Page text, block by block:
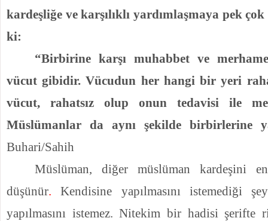
kardeşliğe ve karşılıklı yardımlaşmaya pek
ki:
“Birbirine karşı muhabbet ve
vücut gibidir. Vücudun her hangi bir yeri
vücut, rahatsız olup onun tedavisi ile
Müslümanlar da aynı şekilde birbirlerine
Buhari/Sahih
Müslüman, diğer müslüman kardeşini
düşünür.Kendisine yapılmasını istemediği
yapılmasını istemez. Nitekim bir hadisi